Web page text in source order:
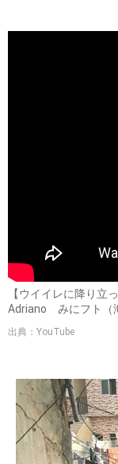
【ウイイレに降り
Adriano みにフト（
出典：YouTube